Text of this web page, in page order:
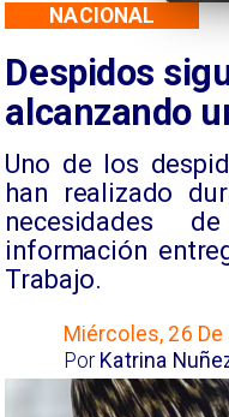
Despidos
alcanzando
Uno de los
han realizado
necesidades
información
Trabajo.
NACIONAL
Miércoles, 26
Katrina
Por